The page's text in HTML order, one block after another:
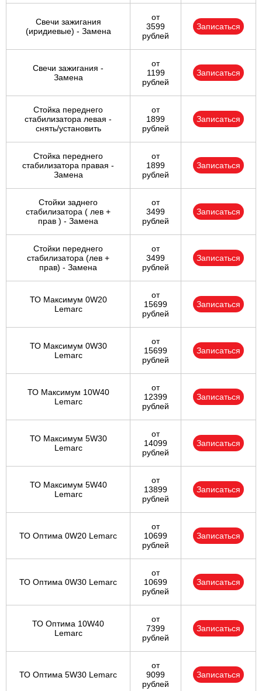
Свечи зажигания
(иридиевые) - Замена
от
3599
рублей
Записаться
Свечи зажигания -
Замена
от
1199
рублей
Записаться
Стойка переднего
стабилизатора левая -
снять/установить
от
1899
рублей
Записаться
Стойка переднего
стабилизатора правая -
Замена
от
1899
рублей
Записаться
Стойки заднего
стабилизатора ( лев +
прав ) - Замена
от
3499
рублей
Записаться
Стойки переднего
стабилизатора (лев +
прав) - Замена
от
3499
рублей
Записаться
ТО Максимум 0W20
Lemarc
от
15699
рублей
Записаться
ТО Максимум 0W30
Lemarc
от
15699
рублей
Записаться
ТО Максимум 10W40
Lemarc
от
12399
рублей
Записаться
ТО Максимум 5W30
Lemarc
от
14099
рублей
Записаться
ТО Максимум 5W40
Lemarc
от
13899
рублей
Записаться
ТО Оптима 0W20 Lemarc
от
10699
рублей
Записаться
ТО Оптима 0W30 Lemarc
от
10699
рублей
Записаться
ТО Оптима 10W40
Lemarc
от
7399
рублей
Записаться
ТО Оптима 5W30 Lemarc
от
9099
рублей
Записаться